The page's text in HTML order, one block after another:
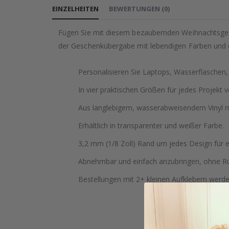
EINZELHEITEN
Fügen Sie mit diesem bezaubernden
der Geschenkübergabe mit lebendigen Farben
Personalisieren Sie Laptops,
In vier praktischen Größen für jedes Projekt
Aus langlebigem, wasserabweisendem
Erhältlich in transparenter und weißer Farbe.
3,2 mm (1/8 Zoll) Rand um jedes Design für
Abnehmbar und einfach anzubringen, ohne
Bestellungen mit 2+ kleinen Aufklebern
BEWERTUNGEN (0)